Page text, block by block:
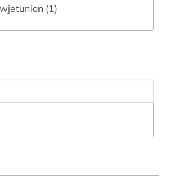
Russland, Sowjetunion (1)